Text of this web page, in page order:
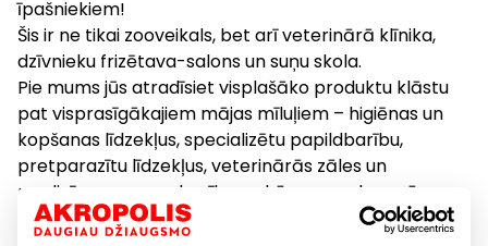
īpašniekiem!
Šis ir ne tikai zooveikals, bet arī veterinārā klīnika,
dzīvnieku frizētava-salons un suņu skola.
Pie mums jūs atradīsiet visplašāko produktu klāstu
pat visprasīgākajiem mājas mīluļiem – higiēnas un
kopšanas līdzekļus, specializētu papildbarību,
pretparazītu līdzekļus, veterinārās zāles un
medicīnas preces, barību un kārumus, aksesuārus,
guļvietas un daudz ko citu. Piedāvājam arī